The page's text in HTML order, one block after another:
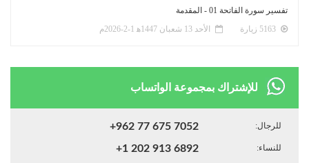
تفسير سورة الفاتحة 01 - المقدمة
الأحد 13 شعبان 1447ﻫ 1-2-2026م
للإشتراك بمجموعة الواتساب
للرجال: +962 77 675 7052
للنساء: +1 202 913 6892